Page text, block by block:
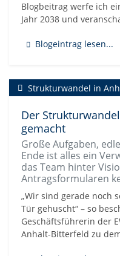
Blogbeitrag werfe ich
Jahr 2038 und
Blogeintrag lesen...
Der
gemacht
Große Aufgaben,
Ende ist alles ein
das Team hinter
Antragsformularen
Strukturwandel in
„Wir sind gerade noch
Tür gehuscht“ – so
Geschäftsführerin der
Anhalt-Bitterfeld zu